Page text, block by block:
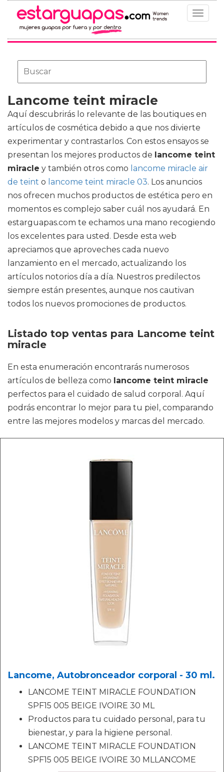
Toggle
Lancome teint miracle
Aquí descubrirás lo relevante de las boutiques en
artículos de cosmética debido a que nos divierte
experimentar y contrastarlos. Con estos ensayos se
presentan los mejores productos de lancome teint
miracle y también otros como lancome miracle air
de teint o lancome teint miracle 03. Los anuncios
nos ofrecen muchos productos de estética pero en
momentos es complejo saber cuál nos ayudará. En
estarguapas.com te echamos una mano recogiendo
los excelentes para usted. Desde esta web
apreciamos que aproveches cada nuevo
lanzamiento en el mercado, actualizando los
artículos notorios día a día. Nuestros predilectos
siempre están presentes, aunque nos cautivan
todos los nuevos promociones de productos.
Listado top ventas para Lancome teint
miracle
En esta enumeración encontrarás numerosos
artículos de belleza como lancome teint miracle
perfectos para el cuidado de salud corporal. Aquí
podrás encontrar lo mejor para tu piel, comparando
entre las mejores modelos y marcas del mercado.
Lancome, Autobronceador corporal - 30 ml.
LANCOME TEINT MIRACLE FOUNDATION
SPF15 005 BEIGE IVOIRE 30 ML
Productos para tu cuidado personal, para tu
bienestar, y para la higiene personal.
LANCOME TEINT MIRACLE FOUNDATION
SPF15 005 BEIGE IVOIRE 30 MLLANCOME